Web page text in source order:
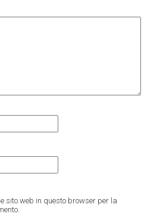
sito web in questo browser per la